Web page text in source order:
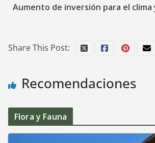
Aumento de inversión para el clima
Share This Post:
Recomendaciones
Flora y Fauna